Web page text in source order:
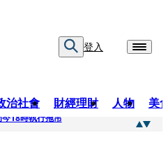
登入
治社會 財經理財 人物 美
18時執行拖吊